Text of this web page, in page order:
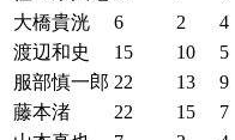
大橋貴洸
6 2 4
渡辺和史
15 10 5
服部慎一郎 22 13 9
藤本渚
22 15 7